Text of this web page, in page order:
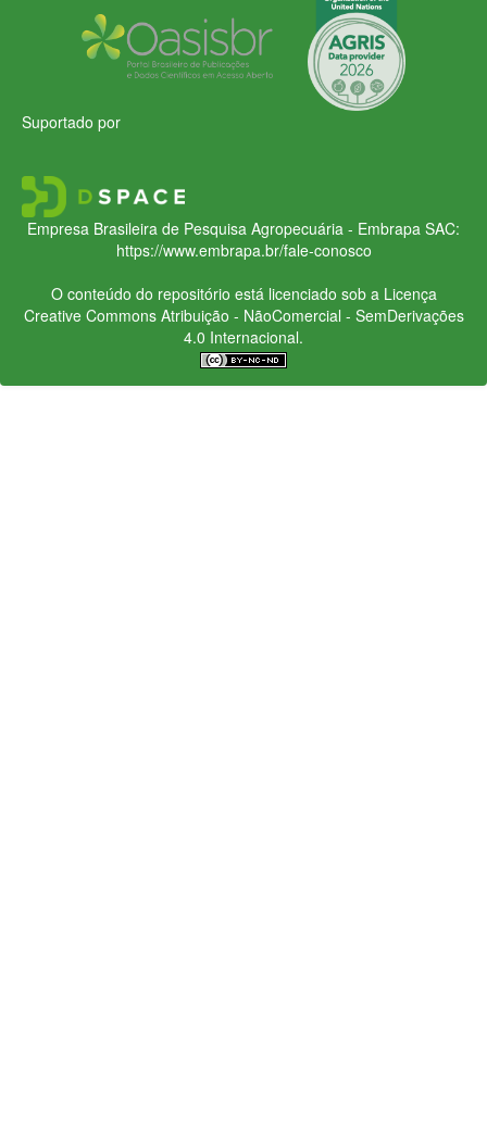
Suportado por
Empresa Brasileira de Pesquisa Agropecuária - Embrapa SAC:
https://www.embrapa.br/fale-conosco
O conteúdo do repositório está licenciado sob a Licença
Creative CommonsAtribuição - NãoComercial - SemDerivações
4.0 Internacional.